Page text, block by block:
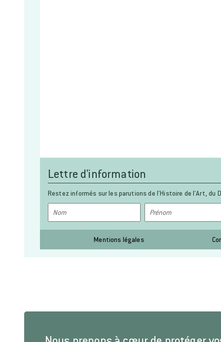
Lettre d'information
Restez informés sur les parutions de l’Histoire de l’Art, du
Mentions légales